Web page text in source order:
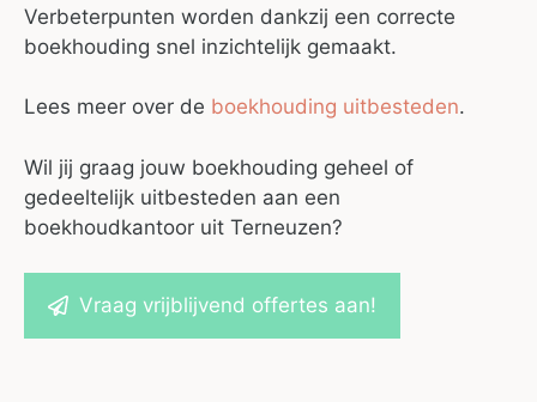
Verbeterpunten worden dankzij een correcte
boekhouding snel inzichtelijk gemaakt.
Lees meer over de boekhouding uitbesteden.
Wil jij graag jouw boekhouding geheel of
gedeeltelijk uitbesteden aan een
boekhoudkantoor uit Terneuzen?
Vraag vrijblijvend offertes aan!